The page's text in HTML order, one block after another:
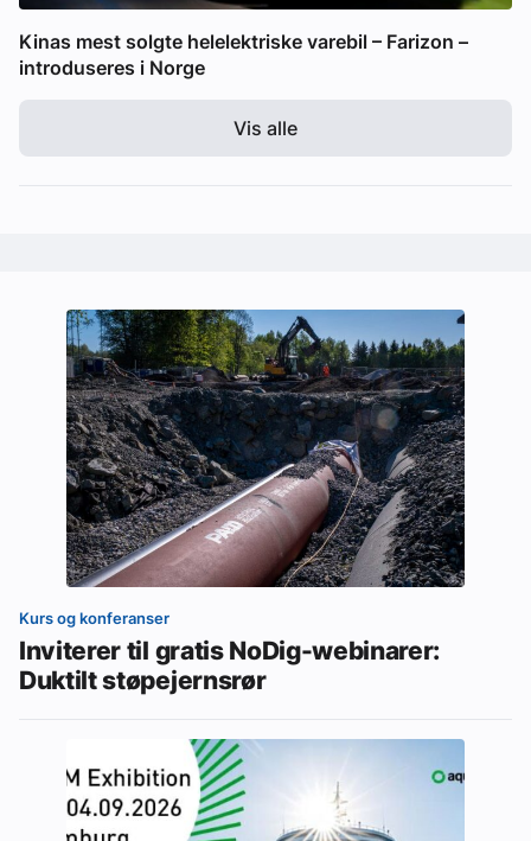
Kinas mest solgte helelektriske varebil – Farizon –
introduseres i Norge
Vis alle
Kurs og konferanser
Inviterer til gratis NoDig-webinarer:
Duktilt støpejernsrør